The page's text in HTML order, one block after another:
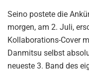
Seino postete die
morgen, am 2. Juli,
Kollaborations-Cover
Danmitsu selbst
neueste 3. Band des